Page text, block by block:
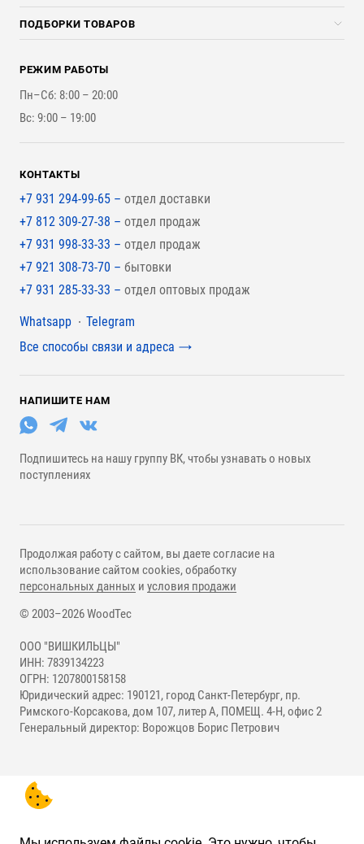
Доставка и разгрузка
Оплата и Возврат
Наши работы
Погонажные изделия
Брикеты, Дрова, Стружка
Стройматериалы
Инструменты
ПОДБОРКИ ТОВАРОВ
Для бутерброда стены
Для наружной отделки
Для покрытия крыши
РЕЖИМ РАБОТЫ
Пн–Сб: 8:00 – 20:00
Вс: 9:00 – 19:00
КОНТАКТЫ
+7 931 294-99-65 – отдел доставки
+7 812 309-27-38 – отдел продаж
+7 931 998-33-33 – отдел продаж
+7 921 308-73-70 – бытовки
+7 931 285-33-33 – отдел оптовых продаж
Мессенджеры
Whatsapp
Telegram
Все способы связи и адреса
НАПИШИТЕ НАМ
Подпишитесь на нашу группу ВК, чтобы узнавать о новых
поступлениях
© 2003–2026 WoodTec
ООО "ВИШКИЛЬЦЫ"
ИНН: 7839134223
ОГРН: 1207800158158
Юридический адрес: 190121, город Санкт-Петербург, пр.
Римского-Корсакова, дом 107, литер А, ПОМЕЩ. 4-Н, офис 2
Генеральный директор: Ворожцов Борис Петрович
Продолжая работу с сайтом, вы даете согласие на
использование сайтом cookies, обработку
персональных данных и условия продажи